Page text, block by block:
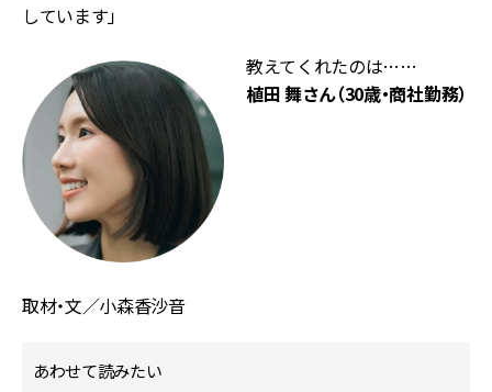
しています」
教えてくれたのは……
植田 舞さん（30歳・商社勤務）
取材・文／小森香沙音
あわせて読みたい